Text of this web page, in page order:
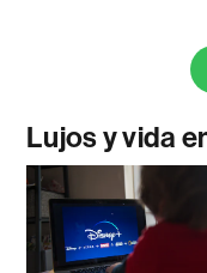
Lujos y vida